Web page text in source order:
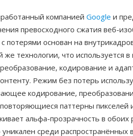
компанией Google и
превосходного сжатия веб-
потерями основан на
технологии, что используется
кодирование и
Режим без потерь
кодирование,
паттерны пикселей
альфа-прозрачность в
среди распространённых